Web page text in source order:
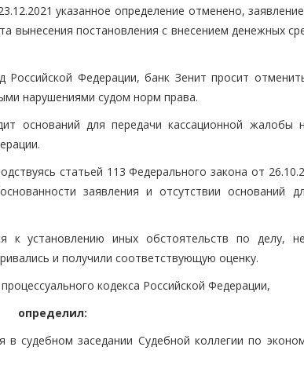
указанное определение отменено,
вынесения постановления с внесением денежных
Федерации, банк Зенит просит
нарушениями судом норм права.
оснований для передачи кассационной жалобы
статьей 113 Федерального закона от
заявления и отсутствии оснований
установлению иных обстоятельств по делу,
и получили соответствующую оценку.
кодекса Российской Федерации,
определил:
судебном заседании Судебной коллегии по